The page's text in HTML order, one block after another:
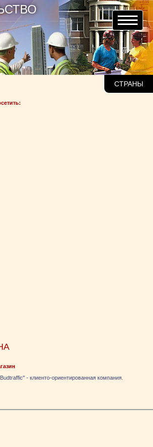
СТРАНЫ
- клиенто-ориентированная компания.